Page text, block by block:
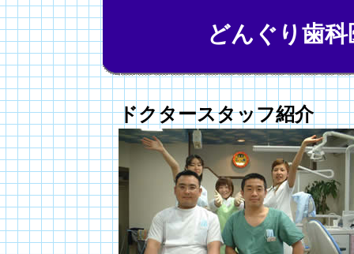
どんぐり歯科
ドクタースタッフ紹介